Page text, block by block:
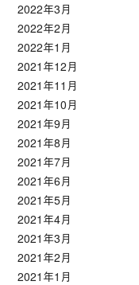
2022年3月
2022年2月
2022年1月
2021年12月
2021年11月
2021年10月
2021年9月
2021年8月
2021年7月
2021年6月
2021年5月
2021年4月
2021年3月
2021年2月
2021年1月